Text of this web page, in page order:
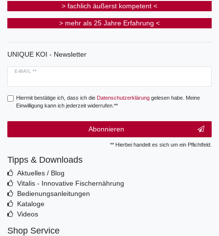
> fachlich äußerst kompetent <
> mehr als 25 Jahre Erfahrung <
UNIQUE KOI - Newsletter
E-MAIL **
Hiermit bestätige ich, dass ich die Daten­schutz­erklärunggelesen habe. Meine
Einwilligung kann ich jederzeit widerrufen.**
Abonnieren
** Hierbei handelt es sich um ein Pflichtfeld.
Tipps & Downloads
Aktuelles / Blog
Vitalis - Innovative Fischernährung
Bedienungsanleitungen
Kataloge
Videos
Shop Service